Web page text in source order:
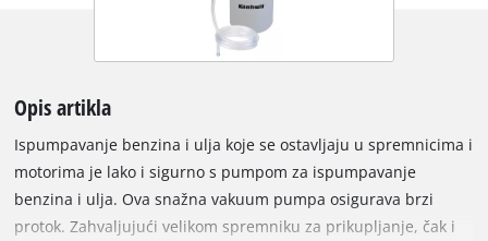
Opis artikla
Ispumpavanje benzina i ulja koje se ostavljaju u spremnicima i
motorima je lako i sigurno s pumpom za ispumpavanje
benzina i ulja. Ova snažna vakuum pumpa osigurava brzi
protok. Zahvaljujući velikom spremniku za prikupljanje, čak i